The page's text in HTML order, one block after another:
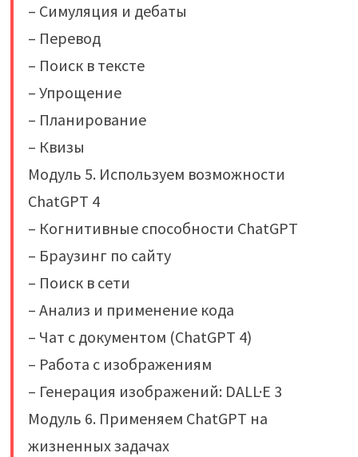
– Симуляция и дебаты
– Перевод
– Поиск в тексте
– Упрощение
– Планирование
– Квизы
Модуль 5. Используем возможности
ChatGPT 4
– Когнитивные способности ChatGPT
– Браузинг по сайту
– Поиск в сети
– Анализ и применение кода
– Чат с документом (ChatGPT 4)
– Работа с изображениям
– Генерация изображений: DALL·E 3
Модуль 6. Применяем ChatGPT на
жизненных задачах